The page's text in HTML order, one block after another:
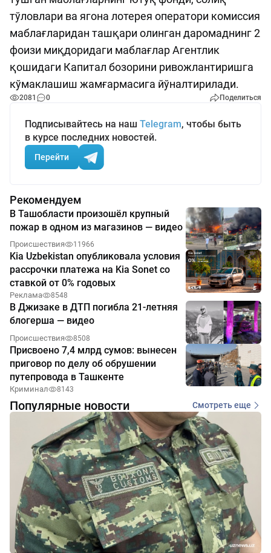
тўловлари ва ягона лотерея оператори комиссия
маблағларидан ташқари олинган даромаднинг 2
фоизи миқдоридаги маблағлар Агентлик
қошидаги Капитал бозорини ривожлантиришга
кўмаклашиш жамғармасига йўналтирилади.
2081 0 Поделиться
Подписывайтесь на наш Telegram, чтобы быть
в курсе последних новостей.
Перейти
Рекомендуем
В Ташобласти произошёл крупный
пожар в одном из магазинов — видео
Происшествия 11966
Kia Uzbekistan опубликовала условия
рассрочки платежа на Kia Sonet со
ставкой от 0% годовых
Реклама 8548
В Джизаке в ДТП погибла 21-летняя
блогерша — видео
Происшествия 8508
Присвоено 7,4 млрд сумов: вынесен
приговор по делу об обрушении
путепровода в Ташкенте
Криминал 8143
Популярные новости Смотреть еще